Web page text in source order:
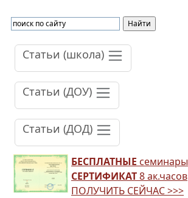
Статьи (школа)
Статьи (ДОУ)
Статьи (ДОД)
БЕСПЛАТНЫЕ семинары
СЕРТИФИКАТ8 ак.часов
ПОЛУЧИТЬ СЕЙЧАС >>>